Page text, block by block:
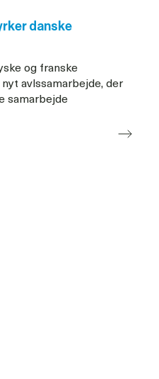
danske
og franske
avlssamarbejde, der
samarbejde